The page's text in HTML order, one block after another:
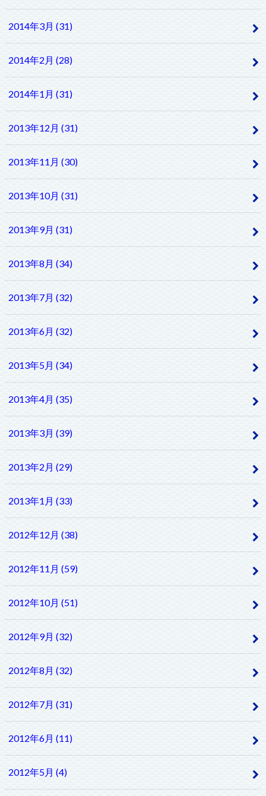
2014年3月 (31)
2014年2月 (28)
2014年1月 (31)
2013年12月 (31)
2013年11月 (30)
2013年10月 (31)
2013年9月 (31)
2013年8月 (34)
2013年7月 (32)
2013年6月 (32)
2013年5月 (34)
2013年4月 (35)
2013年3月 (39)
2013年2月 (29)
2013年1月 (33)
2012年12月 (38)
2012年11月 (59)
2012年10月 (51)
2012年9月 (32)
2012年8月 (32)
2012年7月 (31)
2012年6月 (11)
2012年5月 (4)